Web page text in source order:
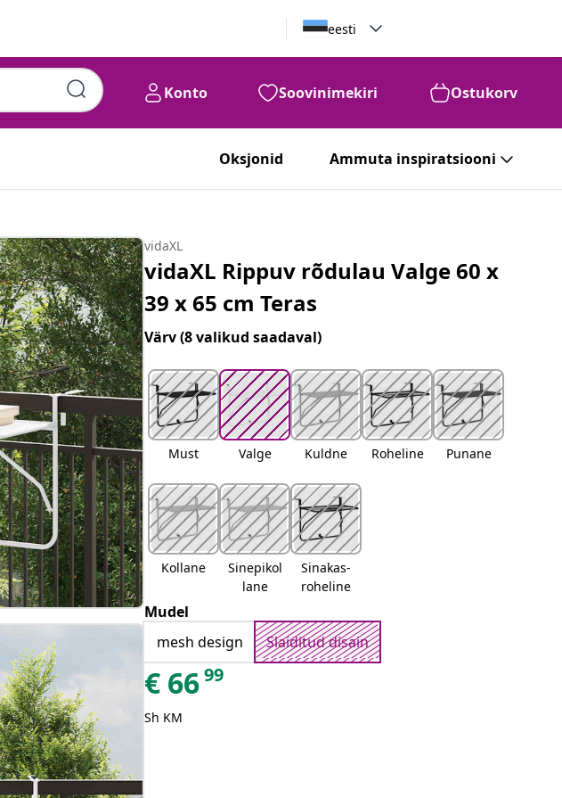
eesti
Konto Soovinimekiri Ostukorv
Oksjonid Ammuta inspiratsiooni
99
vidaXL
vidaXL Rippuv rõdulau Valge 60 x
39 x 65 cm Teras
Värv(8 valikud saadaval)
Must Valge Kuldne Roheline Punane
Kollane
Sinepikol
lane
Sinakas-
roheline
Mudel
mesh design
Slaiditud disain
€ 6699
Sh KM